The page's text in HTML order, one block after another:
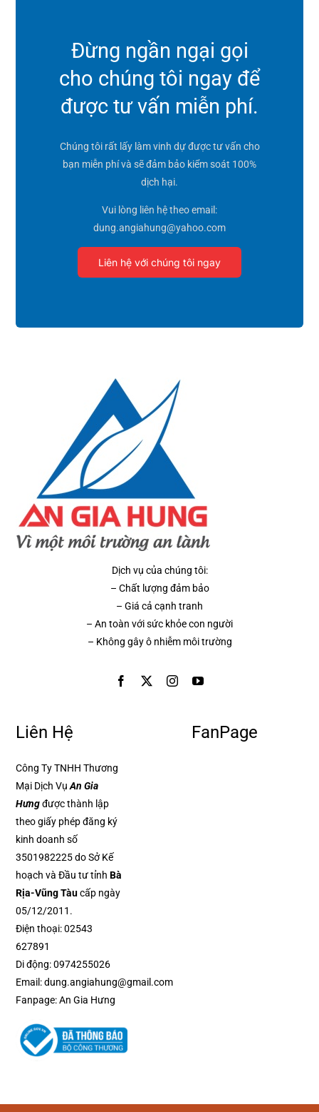
Đừng ngần ngại gọi
cho chúng tôi ngay để
được tư vấn miễn phí.
Chúng tôi rất lấy làm vinh dự được tư vấn cho
bạn miễn phí và sẽ đảm bảo kiểm soát 100%
dịch hại.
Vui lòng liên hệ theo email:
dung.angiahung@yahoo.com
Liên hệ với chúng tôi ngay
Dịch vụ của chúng tôi:
– Chất lượng đảm bảo
– Giá cả cạnh tranh
– An toàn với sức khỏe con người
– Không gây ô nhiễm môi trường
Liên Hệ
Công Ty TNHH Thương
Mại Dịch Vụ An Gia
Hưngđược thành lập
theo giấy phép đăng ký
kinh doanh số
3501982225 do Sở Kế
hoạch và Đầu tư tỉnhBà
Rịa-Vũng Tàucấp ngày
05/12/2011.
Điện thoại:02543
627891
Di động:0974255026
Email:dung.angiahung@gmail.com
Fanpage:An Gia Hưng
FanPage